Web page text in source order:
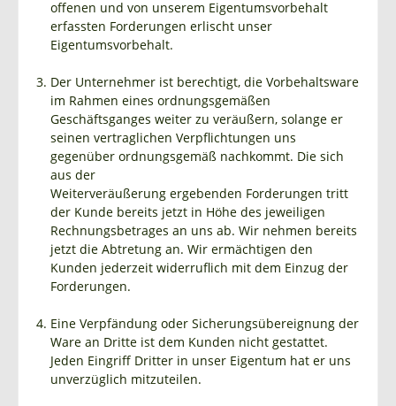
offenen und von unserem Eigentumsvorbehalt
erfassten Forderungen erlischt unser
Eigentumsvorbehalt.
Der Unternehmer ist berechtigt, die Vorbehaltsware
im Rahmen eines ordnungsgemäßen
Geschäftsganges weiter zu veräußern, solange er
seinen vertraglichen Verpflichtungen uns
gegenüber ordnungsgemäß nachkommt. Die sich
aus der
Weiterveräußerung ergebenden Forderungen tritt
der Kunde bereits jetzt in Höhe des jeweiligen
Rechnungsbetrages an uns ab. Wir nehmen bereits
jetzt die Abtretung an. Wir ermächtigen den
Kunden jederzeit widerruflich mit dem Einzug der
Forderungen.
Eine Verpfändung oder Sicherungsübereignung der
Ware an Dritte ist dem Kunden nicht gestattet.
Jeden Eingriff Dritter in unser Eigentum hat er uns
unverzüglich mitzuteilen.